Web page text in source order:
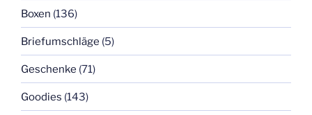
Boxen (136)
Briefumschläge (5)
Geschenke (71)
Goodies (143)